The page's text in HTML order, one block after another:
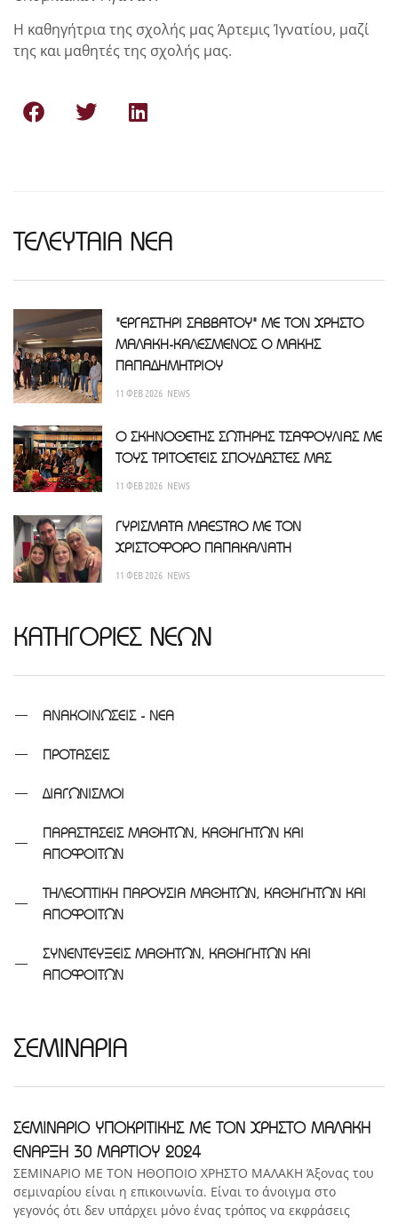
Η καθηγήτρια της σχολής μας Άρτεμις Ίγνατίου, μαζί
της και μαθητές της σχολής μας.
ΤΕΛΕΥΤΑΙΑ ΝΕΑ
"ΕΡΓΑΣΤΗΡΙ ΣΑΒΒΑΤΟΥ" ΜΕ ΤΟΝ ΧΡΗΣΤΟ
ΜΑΛΑΚΗ-ΚΑΛΕΣΜΕΝΟΣ Ο ΜΑΚΗΣ
ΠΑΠΑΔΗΜΗΤΡΙΟΥ
11 ΦΕΒ 2026 NEWS
Ο ΣΚΗΝΟΘΕΤΗΣ ΣΩΤΗΡΗΣ ΤΣΑΦΟΥΛΙΑΣ ΜΕ
ΤΟΥΣ ΤΡΙΤΟΕΤΕΙΣ ΣΠΟΥΔΑΣΤΕΣ ΜΑΣ
11 ΦΕΒ 2026 NEWS
ΓΥΡΙΣΜΑΤΑ MAESTRO ΜΕ ΤΟΝ
ΧΡΙΣΤΟΦΟΡΟ ΠΑΠΑΚΑΛΙΑΤΗ
11 ΦΕΒ 2026 NEWS
ΚΑΤΗΓΟΡΙΕΣ ΝΕΩΝ
ΑΝΑΚΟΙΝΩΣΕΙΣ - ΝΕΑ
ΠΡΟΤΑΣΕΙΣ
ΔΙΑΓΩΝΙΣΜΟΙ
ΠΑΡΑΣΤΑΣΕΙΣ ΜΑΘΗΤΩΝ, ΚΑΘΗΓΗΤΩΝ ΚΑΙ
ΑΠΟΦΟΙΤΩΝ
ΤΗΛΕΟΠΤΙΚΗ ΠΑΡΟΥΣΙΑ ΜΑΘΗΤΩΝ, ΚΑΘΗΓΗΤΩΝ ΚΑΙ
ΑΠΟΦΟΙΤΩΝ
ΣΥΝΕΝΤΕΥΞΕΙΣ ΜΑΘΗΤΩΝ, ΚΑΘΗΓΗΤΩΝ ΚΑΙ
ΑΠΟΦΟΙΤΩΝ
ΣΕΜΙΝΑΡΙΑ
ΣΕΜΙΝΑΡΙΟ ΥΠΟΚΡΙΤΙΚΗΣ ΜΕ ΤΟΝ ΧΡΗΣΤΟ ΜΑΛΑΚΗ
ΕΝΑΡΞΗ 30 ΜΑΡΤΙΟΥ 2024
ΣΕΜΙΝΑΡΙΟ ΜΕ ΤΟΝ ΗΘΟΠΟΙΟ ΧΡΗΣΤΟ ΜΑΛΑΚΗ Άξονας του
σεμιναρίου είναι η επικοινωνία. Είναι το άνοιγμα στο
γεγονός ότι δεν υπάρχει μόνο ένας τρόπος να εκφράσεις